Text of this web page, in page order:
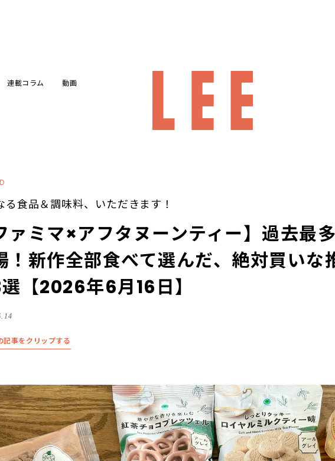
連載コラム 動画
る食品＆調味料、いただきます！
ァミマ×アフタヌーンティー】過去最
！新作全部食べて選んだ、絶対買いな
【2026年6月16日】
記事をクリップする